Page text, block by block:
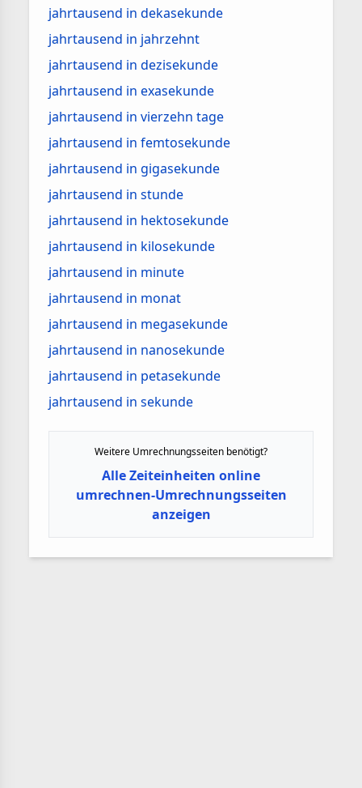
jahrtausend in dekasekunde
jahrtausend in jahrzehnt
jahrtausend in dezisekunde
jahrtausend in exasekunde
jahrtausend in vierzehn tage
jahrtausend in femtosekunde
jahrtausend in gigasekunde
jahrtausend in stunde
jahrtausend in hektosekunde
jahrtausend in kilosekunde
jahrtausend in minute
jahrtausend in monat
jahrtausend in megasekunde
jahrtausend in nanosekunde
jahrtausend in petasekunde
jahrtausend in sekunde
Weitere Umrechnungsseiten benötigt?
Alle Zeiteinheiten online
umrechnen-Umrechnungsseiten
anzeigen